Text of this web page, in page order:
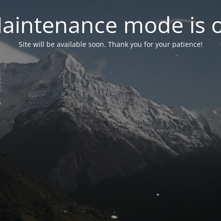
mode is
Site will be available soon. Thank you for your patience!